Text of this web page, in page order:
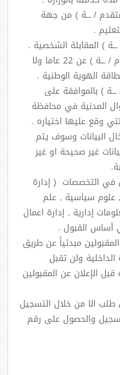
/ ـــة ) من جهة
.
) المقابلة الشخصية .
• ألا يقل عمر ( المتقدم / ـــة ) عن 22 عاما ولا
) بالموافقة على
المدنية في محافظة
وقع عليها اختياره .
البيانات وسوف يتم
غير صحيحة او غير
التخصصات ( إدارة
سياسية , علم
إدارية , إدارة اعمال
أساس القبول .
مبدئياً عن طريق
الداخلية ولن تقبل
قبل الإعلان عن المقبولين
الا من خلال التسجيل
والحصول على رقم